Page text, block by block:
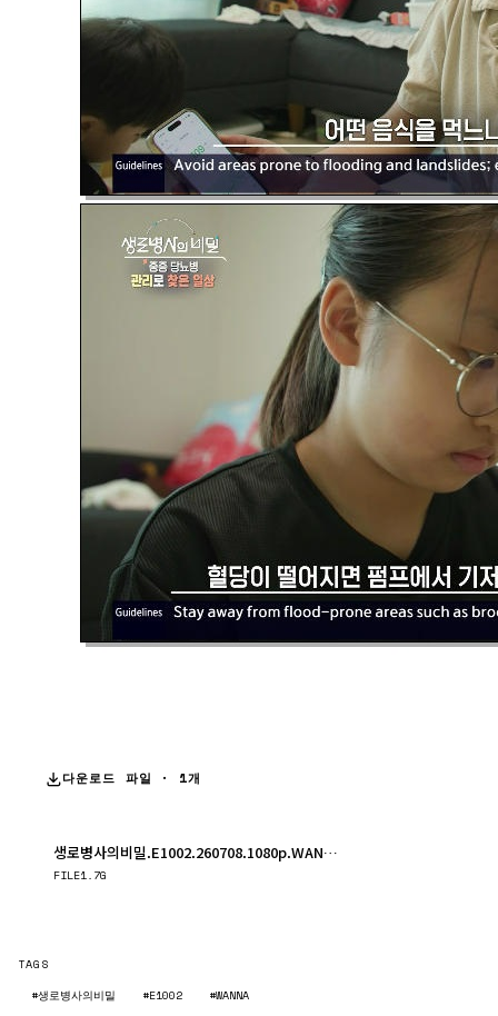
다운로드 파일 · 1개
생로병사의비밀.E1002.260708.1080p.WANNA.mp4
FILE1.7G
TAGS
#생로병사의비밀
#E1002 #WANNA